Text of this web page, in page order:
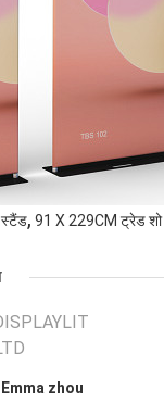
स्टैंड, 91 X 229CM ट्रेड
Emma zhou